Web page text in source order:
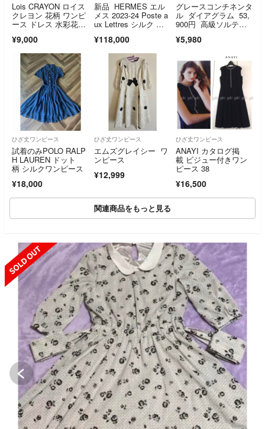
Lois CRAYON ロイス
クレヨン 花柄 ワンピ
ース ドレス 水彩花
¥9,000
新品 HERMES エル
メス 2023-24 Poste a
ux Lettres シルク ワ
6 ベルト
¥118,000
グレースコンチネンタ
ル ダイアグラム 53,
900円 高級ソルティ
ス 日本製 36 S 結婚
¥5,980
ひざ丈ワンピース
試着のみPOLO RALP
H LAUREN ドット
柄 シルクワンピース
¥18,000
ひざ丈ワンピース
エムズグレイシー ワ
ンピース
¥12,999
ひざ丈ワンピース
ANAYI カタログ掲
載 ビジュー付きワン
ピース 38
¥16,500
関連商品をもっと見る
SOLD OUT